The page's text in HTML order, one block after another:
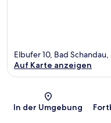
Elbufer 10, Bad Schandau,
Auf Karte anzeigen
In der Umgebung